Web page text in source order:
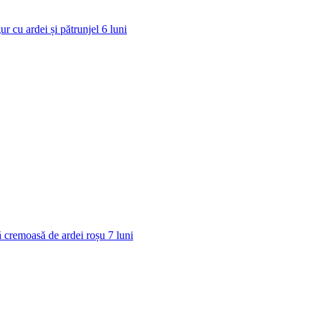
cu ardei și pătrunjel 6 luni
cremoasă de ardei roșu 7 luni